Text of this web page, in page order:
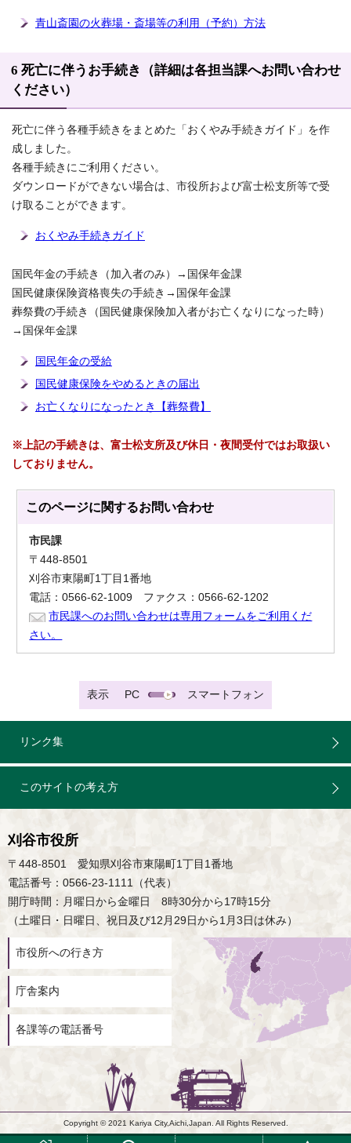
青山斎園の火葬場・斎場等の利用（予約）方法
6 死亡に伴うお手続き（詳細は各担当課へお問い合わせ
ください）
死亡に伴う各種手続きをまとめた「おくやみ手続きガイド」を作
成しました。
各種手続きにご利用ください。
ダウンロードができない場合は、市役所および富士松支所等で受
け取ることができます。
おくやみ手続きガイド
国民年金の手続き（加入者のみ）→国保年金課
国民健康保険資格喪失の手続き→国保年金課
葬祭費の手続き（国民健康保険加入者がお亡くなりになった時）
→国保年金課
国民年金の受給
国民健康保険をやめるときの届出
お亡くなりになったとき【葬祭費】
※上記の手続きは、富士松支所及び休日・夜間受付ではお取扱い
しておりません。
このページに関するお問い合わせ
市民課
〒448-8501
刈谷市東陽町1丁目1番地
電話：0566-62-1009 ファクス：0566-62-1202
市民課へのお問い合わせは専用フォームをご利用くだ
さい。
表示 PC スマートフォン
リンク集
このサイトの考え方
刈谷市役所
〒448-8501 愛知県刈谷市東陽町1丁目1番地
電話番号：0566-23-1111（代表）
開庁時間：月曜日から金曜日 8時30分から17時15分
（土曜日・日曜日、祝日及び12月29日から1月3日は休み）
市役所への行き方
庁舎案内
各課等の電話番号
Copyright © 2021 Kariya City,Aichi,Japan. All Rights Reserved.